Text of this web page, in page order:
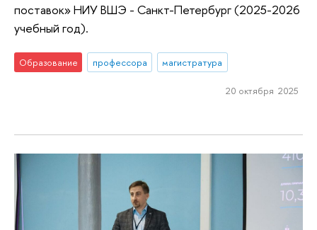
поставок» НИУ ВШЭ - Санкт-Петербург (2025-2026
учебный год).
Образование профессора магистратура
20 октября 2025